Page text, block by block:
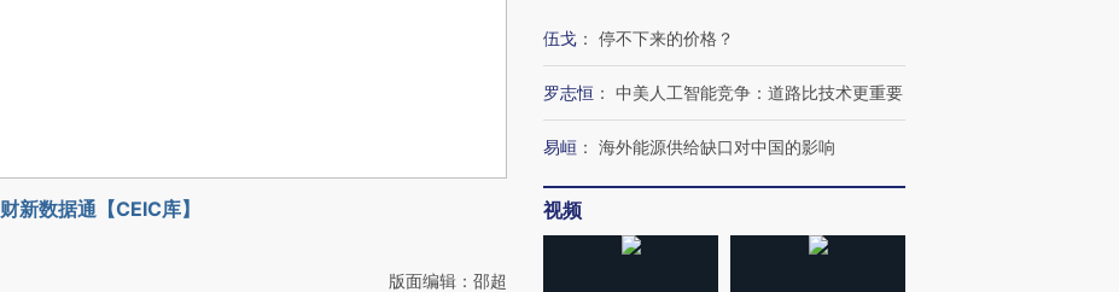
财新数据通【CEIC库】
版面编辑：邵超
伍戈 ： 停不下来的价格？
罗志恒 ： 中美人工智能竞争：道路比技术更重要
易峘 ： 海外能源供给缺口对中国的影响
视频